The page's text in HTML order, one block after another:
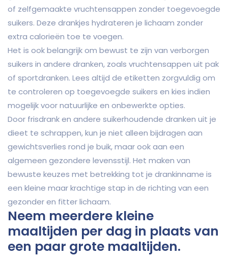
of zelfgemaakte vruchtensappen zonder toegevoegde
suikers. Deze drankjes hydrateren je lichaam zonder
extra calorieën toe te voegen.
Het is ook belangrijk om bewust te zijn van verborgen
suikers in andere dranken, zoals vruchtensappen uit pak
of sportdranken. Lees altijd de etiketten zorgvuldig om
te controleren op toegevoegde suikers en kies indien
mogelijk voor natuurlijke en onbewerkte opties.
Door frisdrank en andere suikerhoudende dranken uit je
dieet te schrappen, kun je niet alleen bijdragen aan
gewichtsverlies rond je buik, maar ook aan een
algemeen gezondere levensstijl. Het maken van
bewuste keuzes met betrekking tot je drankinname is
een kleine maar krachtige stap in de richting van een
gezonder en fitter lichaam.
Neem meerdere kleine
maaltijden per dag in plaats van
een paar grote maaltijden.